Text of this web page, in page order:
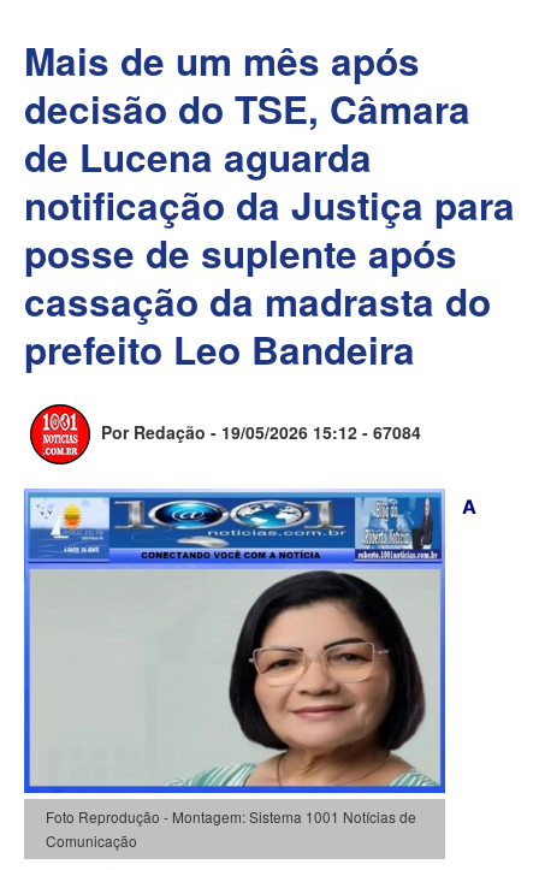
Mais de um mês após
decisão do TSE, Câmara
de Lucena aguarda
notificação da Justiça para
posse de suplente após
cassação da madrasta do
prefeito Leo Bandeira
Por Redação - 19/05/2026 15:12 - 67084
Foto Reprodução - Montagem: Sistema 1001 Notícias de
Comunicação
A